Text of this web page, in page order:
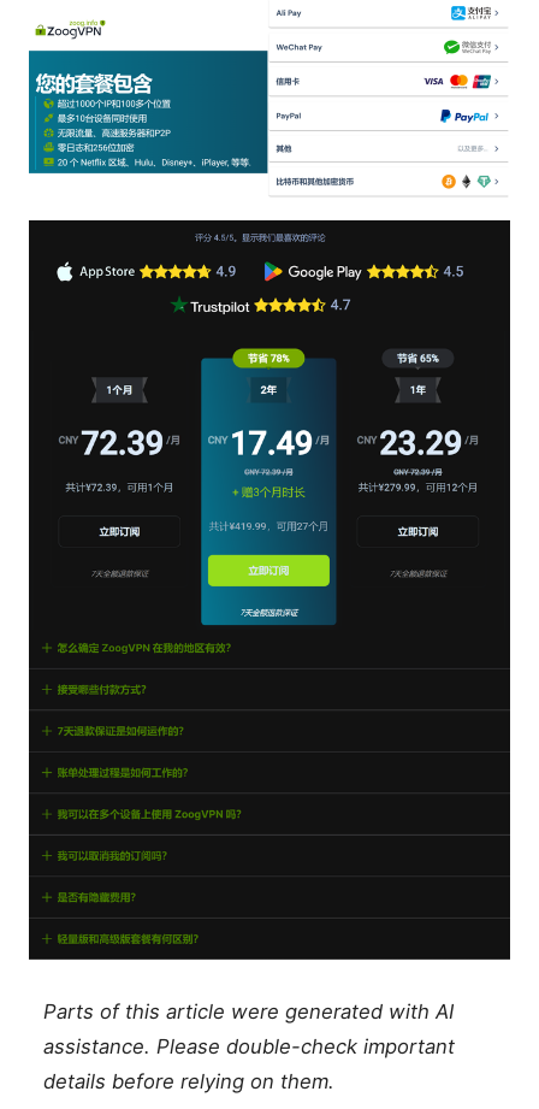
Parts of this article were generated with AI
assistance. Please double-check important
details before relying on them.